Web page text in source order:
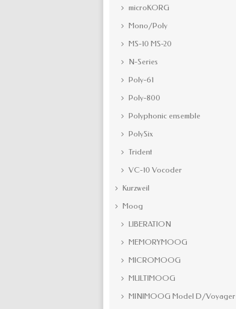
microKORG
Mono/Poly
MS-10 MS-20
N-Series
Poly-61
Poly-800
Polyphonic ensemble
PolySix
Trident
VC-10 Vocoder
Kurzweil
Moog
LIBERATION
MEMORYMOOG
MICROMOOG
MULTIMOOG
MINIMOOG Model D/Voyager